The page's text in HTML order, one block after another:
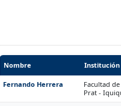
Nombre Institución
Fernando Herrera
Facultad
Prat -